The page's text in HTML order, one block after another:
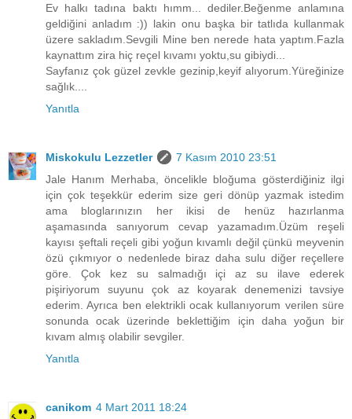
Ev halkı tadına baktı hımm... dediler.Beğenme anlamına
geldiğini anladım :)) lakin onu başka bir tatlıda kullanmak
üzere sakladım.Sevgili Mine ben nerede hata yaptım.Fazla
kaynattım zira hiç reçel kıvamı yoktu,su gibiydi...
Sayfanız çok güzel zevkle gezinip,keyif alıyorum.Yüreğinize
sağlık....
Yanıtla
Miskokulu Lezzetler
7 Kasım 2010 23:51
Jale Hanım Merhaba, öncelikle bloğuma gösterdiğiniz ilgi
için çok teşekkür ederim size geri dönüp yazmak istedim
ama bloglarınızın her ikisi de henüz hazırlanma
aşamasında sanıyorum cevap yazamadım.Üzüm reşeli
kayısı şeftali reçeli gibi yoğun kıvamlı değil çünkü meyvenin
özü çıkmıyor o nedenlede biraz daha sulu diğer reçellere
göre. Çok kez su salmadığı içi az su ilave ederek
pişiriyorum suyunu çok az koyarak denemenizi tavsiye
ederim. Ayrıca ben elektrikli ocak kullanıyorum verilen süre
sonunda ocak üzerinde beklettiğim için daha yoğun bir
kıvam almış olabilir sevgiler.
Yanıtla
canikom 4 Mart 2011 18:24